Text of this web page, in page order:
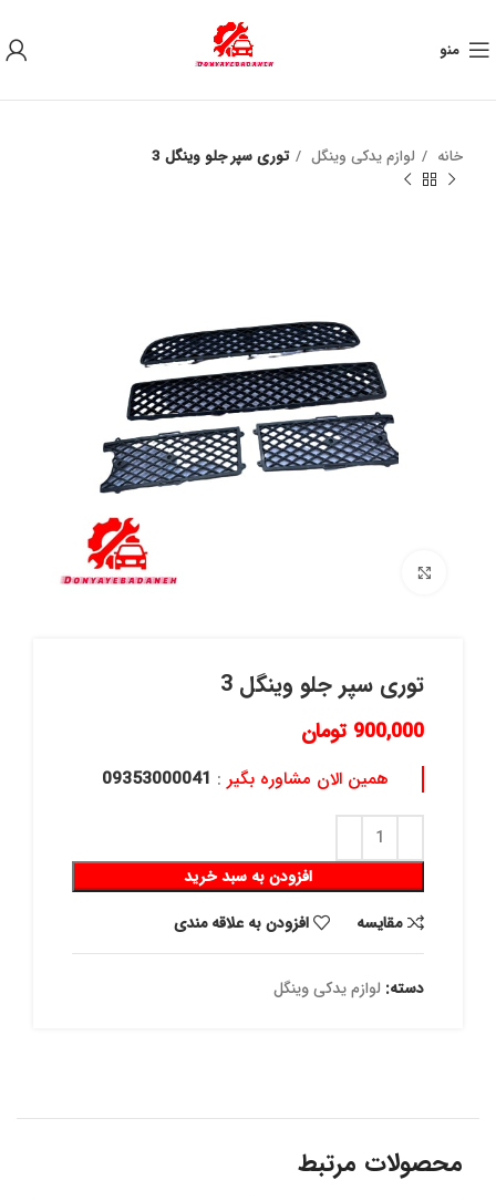
منو
خانه لوازم یدکی وینگل توری سپر جلو وینگل 3
توری سپر جلو وینگل 3
900,000 تومان
همین الان مشاوره بگیر :
09353000041
افزودن به سبد خرید
مقايسه
افزودن به علاقه مندی
دسته: لوازم یدکی وینگل
محصولات مرتبط
به علت نوسان ارز ، لطفا قبل از خرید تماس بگیرید.